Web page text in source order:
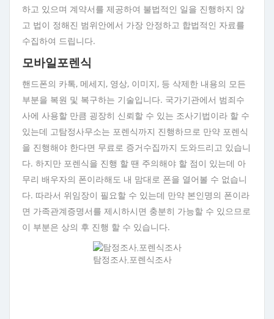
하고 있으며 계약서를 제공하여 불법적인 일을 진행하지 않
고 법이 정해진 범위안에서 가장 안정하고 합법적인 자료를
수집하여 드립니다.
모바일포렌식
핸드폰의 카톡, 메세지, 영상, 이미지, 등 삭제한 내용의 모든
부분을 복원 및 복구하는 기술입니다. 국가기관에서 범죄수
사에 사용할 만큼 굉장히 신뢰할 수 있는 조사기법이라 할 수
있는데 고탐정사무소는 포렌식까지 진행하므로 만약 포렌식
을 진행해야 한다면 무료로 증거수집까지 도와드리고 있습니
다. 하지만 포렌식을 진행 할 땐 주의해야 할 점이 있는데 아
무리 배우자의 폰이라해도 내 맘대로 폰을 열어볼 수 없습니
다. 따라서 위임장이 필요할 수 있는데 만약 본인명의 폰이라
면 가족관계증명서를 제시하시면 충분히 가능할 수 있으므로
이 부분은 상의 후 진행 할 수 있습니다.
탐정조사,포렌식조사